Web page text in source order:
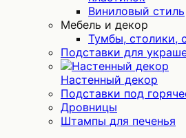
Виниловый стиль
Мебель и декор
Тумбы, столики,
Подставки для
Настенный декор
Подставки под
Дровницы
Штампы для печенья